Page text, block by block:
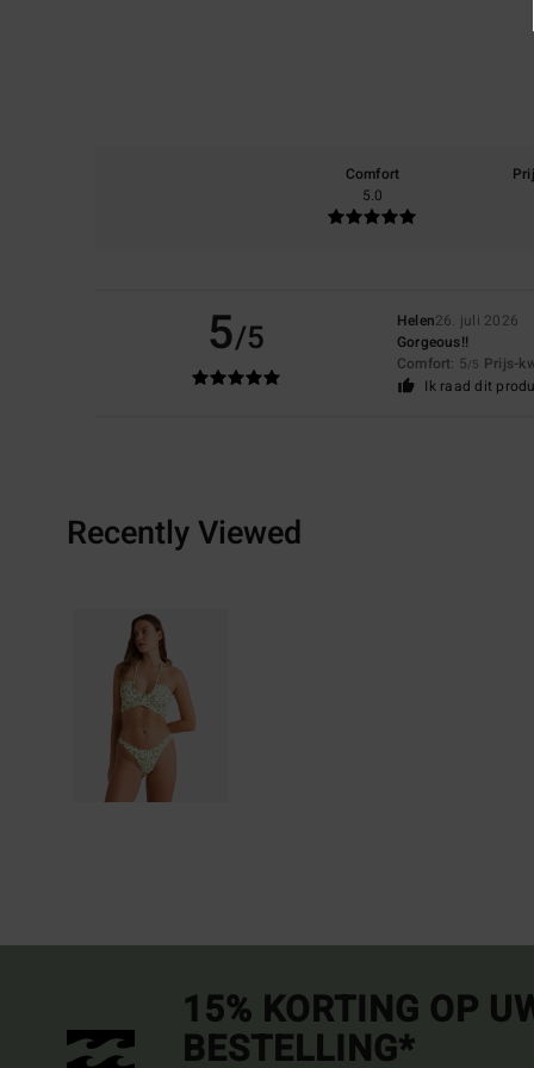
Comfort
5.0
5/5 Helen26. juli 2026
Gorgeous!!
Comfort: 5/5 Prijs-
Ik raad dit
Recently Viewed
15% KORTING OP
BESTELLING*